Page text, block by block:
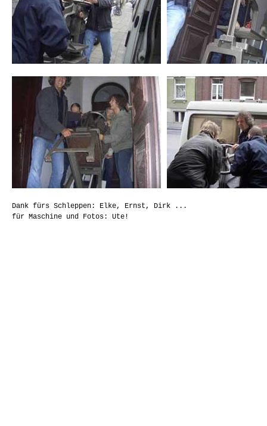
Dank fürs Schleppen: Elke, Ernst, Dirk ...
für Maschine und Fotos: Ute!